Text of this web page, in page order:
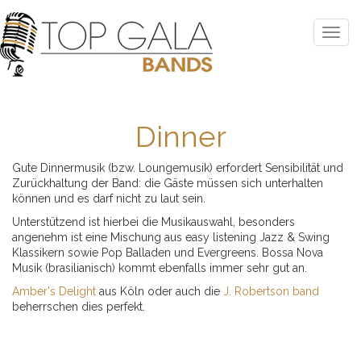
Dinner
Gute Dinnermusik (bzw. Loungemusik) erfordert Sensibilität und
Zurückhaltung der Band: die Gäste müssen sich unterhalten
können und es darf nicht zu laut sein.
Unterstützend ist hierbei die Musikauswahl, besonders
angenehm ist eine Mischung aus easy listening Jazz & Swing
Klassikern sowie Pop Balladen und Evergreens. Bossa Nova
Musik (brasilianisch) kommt ebenfalls immer sehr gut an.
Amber's Delight aus Köln oder auch die J. Robertson band
beherrschen dies perfekt.